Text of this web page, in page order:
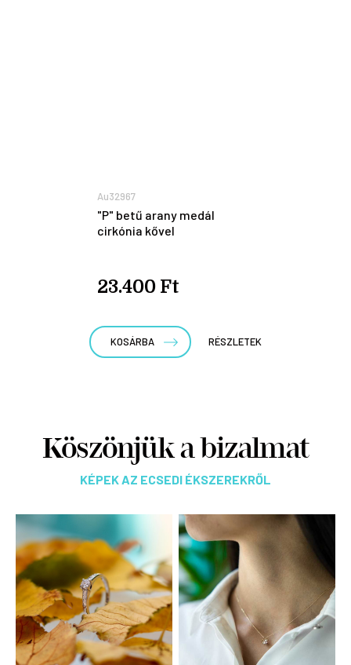
Au32967
"P" betű arany medál
cirkónia kővel
23.400 Ft
KOSÁRBA RÉSZLETEK
Köszönjük a bizalmat
KÉPEK AZ ECSEDI ÉKSZEREKRŐL